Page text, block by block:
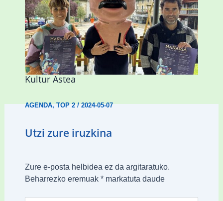
Porrotx eta Mari Motots pailazoen
ikuskizunarekin hasiko da Mañariako
Kultur Astea
AGENDA,TOP 2/2024-05-07
Utzi zure iruzkina
Zure e-posta helbidea ez da argitaratuko.
Beharrezko eremuak *markatuta daude